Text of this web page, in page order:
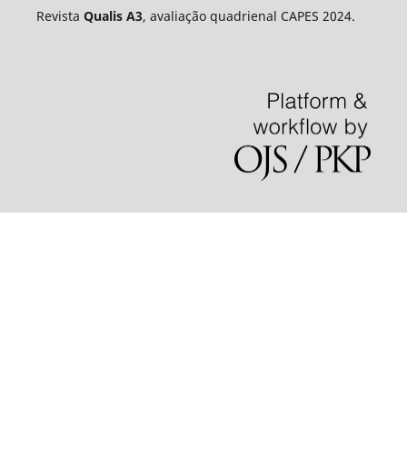
Revista Qualis A3, avaliação quadrienal CAPES 2024.